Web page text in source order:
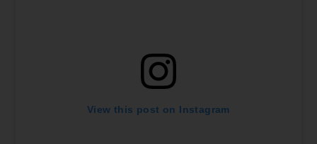
View this post on Instagram